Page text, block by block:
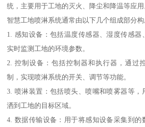
统，主要用于工地的灭火、降尘和降温等应用
智慧工地喷淋系统通常由以下几个组成部分构
1. 感知设备：包括温度传感器、湿度传感器
实时监测工地的环境参数。
2. 控制设备：包括控制器和执行器，通过
制，实现喷淋系统的开关、调节等功能。
3. 喷淋装置：包括喷头、喷嘴和喷雾器等，
洒到工地的目标区域。
4. 数据传输设备：用于将感知设备采集到的